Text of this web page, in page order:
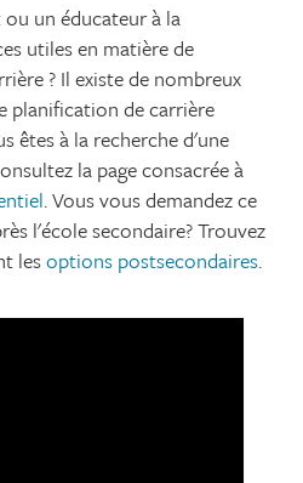
un éducateur à la
utiles en matière de
? Il existe de nombreux
planification de carrière
êtes à la recherche d'une
la page consacrée à
. Vous vous demandez ce
l'école secondaire? Trouvez
lesoptions postsecondaires.